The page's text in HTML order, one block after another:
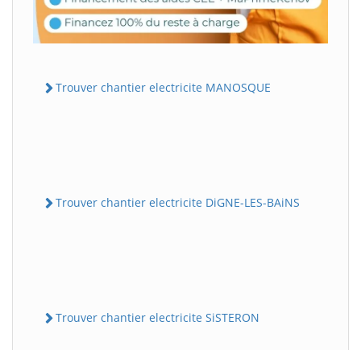
Trouver chantier electricite MANOSQUE
Trouver chantier electricite DiGNE-LES-BAiNS
Trouver chantier electricite SiSTERON